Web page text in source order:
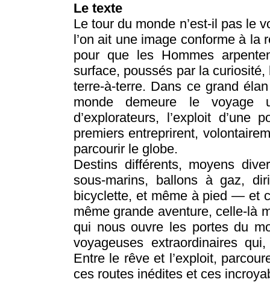
Le texte
Le tour du monde n’est-il pas le
l’on ait une image conforme à
pour que les Hommes
surface, poussés par la
terre-à-terre. Dans ce grand
monde demeure le voyage
d’explorateurs, l’exploit
premiers entreprirent,
parcourir le globe.
Destins différents, moyens
sous-marins, ballons à gaz,
bicyclette, et même à pied — et
même grande aventure, celle-là
qui nous ouvre les portes du
voyageuses extraordinaires
Entre le rêve et l’exploit,
ces routes inédites et ces